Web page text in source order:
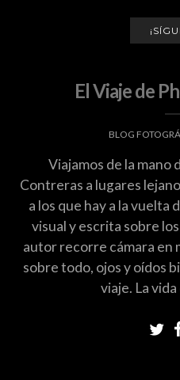
El Viaje de
BLOG
Viajamos de la
Contreras a lugares
a los que hay a la vuelta
visual y escrita sobre
autor recorre cámara en
sobre todo, ojos y oídos
viaje. La